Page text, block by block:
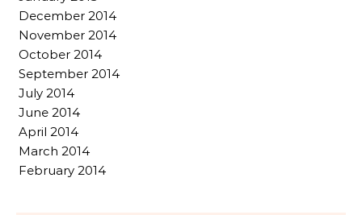
December 2014
November 2014
October 2014
September 2014
July 2014
June 2014
April 2014
March 2014
February 2014